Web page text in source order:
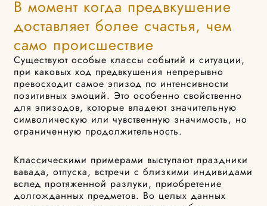
В момент когда предвкушение
доставляет более счастья, чем
само происшествие
Существуют особые классы событий и ситуации,
при каковых ход предвкушения непрерывно
превосходит самое эпизод по интенсивности
позитивных эмоций. Это особенно свойственно
для эпизодов, которые владеют значительную
символическую или чувственную значимость, но
ограниченную продолжительность.
Классическими примерами выступают праздники
вавада, отпуска, встречи с близкими индивидами
вслед протяженной разлуки, приобретение
долгожданных предметов. Во целых данных